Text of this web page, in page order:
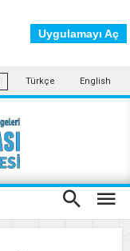
Türkçe English
Uygulamayı Aç